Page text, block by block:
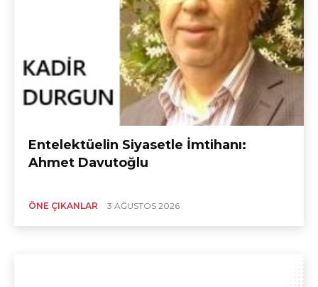
Entelektüelin Siyasetle İmtihanı:
Ahmet Davutoğlu
ÖNE ÇIKANLAR 3 AĞUSTOS 2026